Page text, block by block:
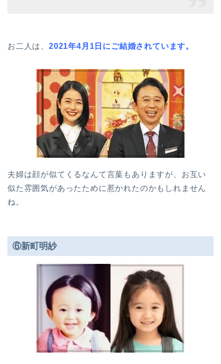
お二人は、 2021年4月1日にご結婚されています。
夫婦は顔が似てくるなんて言葉もありますが、お互い
似た雰囲気があったために惹かれたのかもしれません
ね。
⑥新町明紗